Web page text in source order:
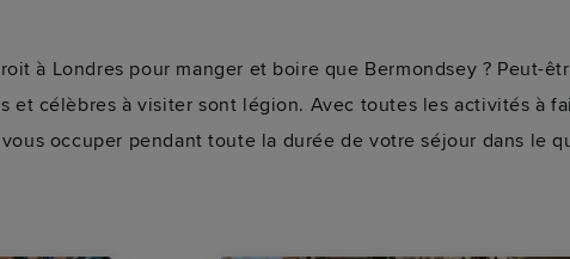
à Londres pour manger et boire que Bermondsey ? Peut-
et célèbres à visiter sont légion. Avec toutes les activités à
occuper pendant toute la durée de votre séjour dans le